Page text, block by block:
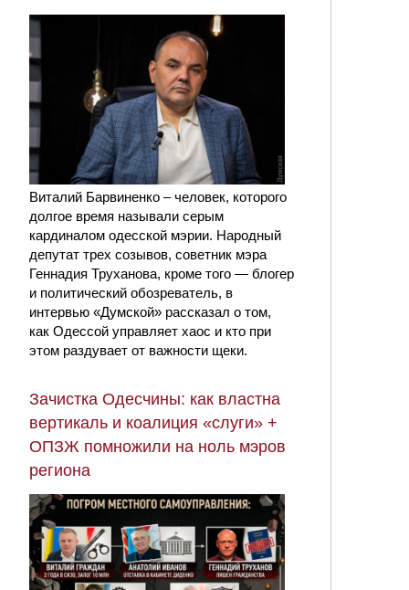
Виталий Барвиненко – человек, которого
долгое время называли серым
кардиналом одесской мэрии. Народный
депутат трех созывов, советник мэра
Геннадия Труханова, кроме того — блогер
и политический обозреватель, в
интервью «Думской» рассказал о том,
как Одессой управляет хаос и кто при
этом раздувает от важности щеки.
Зачистка Одесчины: как властна
вертикаль и коалиция «слуги» +
ОПЗЖ помножили на ноль мэров
региона